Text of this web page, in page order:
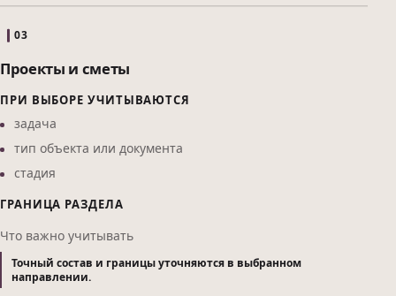
03
Проекты и сметы
ПРИ ВЫБОРЕ УЧИТЫВАЮТСЯ
задача
тип объекта или документа
стадия
ГРАНИЦА РАЗДЕЛА
Что важно учитывать
Точный состав и границы уточняются в выбранном
направлении.